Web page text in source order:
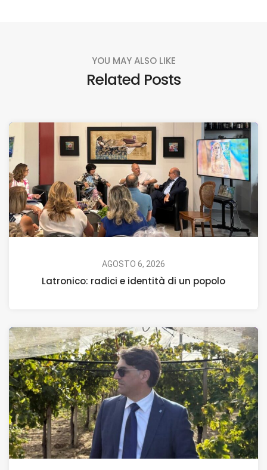
YOU MAY ALSO LIKE
Related Posts
AGOSTO 6, 2026
Latronico: radici e identità di un popolo